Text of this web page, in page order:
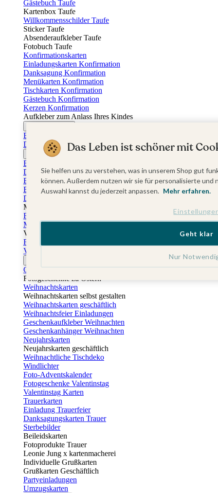
Gästebuch Taufe
Kartenbox Taufe
Willkommensschilder Taufe
Sticker Taufe
Absenderaufkleber Taufe
Fotobuch Taufe
Konfirmationskarten
Einladungskarten Konfirmation
Danksagung Konfirmation
Menükarten Konfirmation
Tischkarten Konfirmation
Gästebuch Konfirmation
Kerzen Konfirmation
Aufkleber zum Anlass Ihres Kindes
Einladungskarten Firmung
Dankeskarten Firmung
Jugendweihekarten
Einladungskarten Jugendweihe
Dankeskarten Jugendweihe
Einschulungskarten
Einladungskarten Einschulung
Danksagung Einschulung
Muttertag
Fotogeschenke Muttertag
Muttertagskarten
Vatertag
Fotogeschenke Vatertag
Vatertagskarten
Osterkarten
Fotogeschenke zu Ostern
Weihnachtskarten
Weihnachtskarten selbst gestalten
Weihnachtskarten geschäftlich
Weihnachtsfeier Einladungen
Geschenkaufkleber Weihnachten
Geschenkanhänger Weihnachten
Neujahrskarten
Neujahrskarten geschäftlich
Weihnachtliche Tischdeko
Windlichter
Foto-Adventskalender
Fotogeschenke Valentinstag
Valentinstag Karten
Trauerkarten
Einladung Trauerfeier
Danksagungskarten Trauer
Sterbebilder
Beileidskarten
Fotoprodukte Trauer
Leonie Jung x kartenmacherei
Individuelle Grußkarten
Grußkarten Geschäftlich
Partyeinladungen
Umzugskarten
Das Leben ist schöner mit
Sie helfen uns zu verstehen, was in unserem Shop gut
können. Außerdem nutzen wir sie für personalisierte
Auswahl kannst du jederzeit anpassen. Mehr erfahren.
Nur
Geht klar